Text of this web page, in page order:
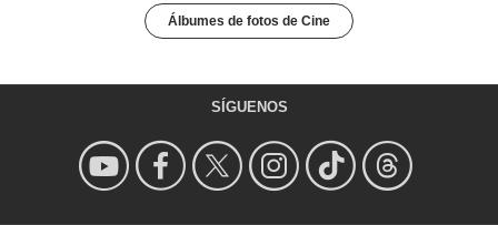
Álbumes de fotos de Cine
SÍGUENOS